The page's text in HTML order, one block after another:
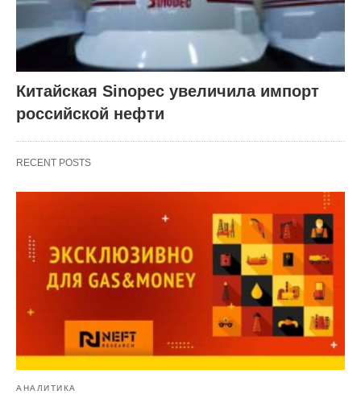
Китайская Sinopec увеличила импорт
российской нефти
RECENT POSTS
АНАЛИТИКА